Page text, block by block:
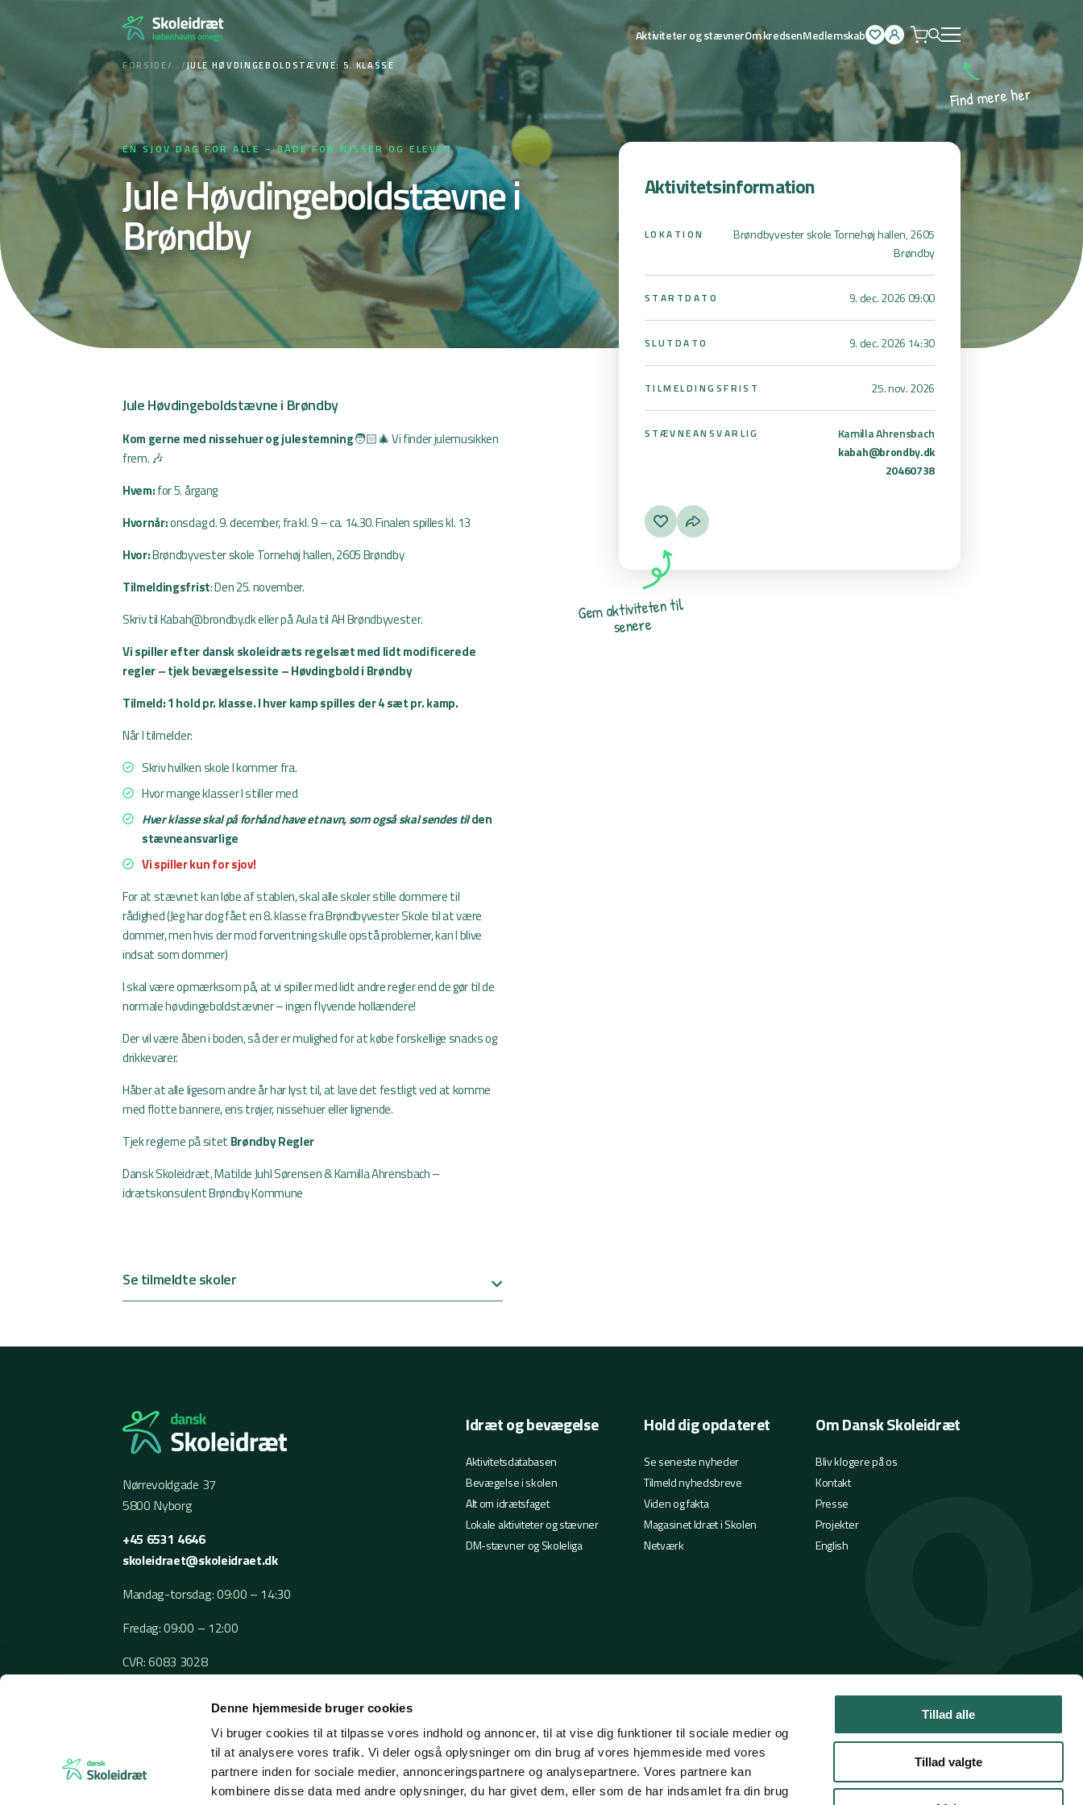
Denne hjemmeside bruger cookies
Vi bruger cookies til at tilpasse vores indhold og annoncer, til at vise dig funktioner til sociale medier og
til at analysere vores trafik. Vi deler også oplysninger om din brug af vores hjemmeside med vores
partnere inden for sociale medier, annonceringspartnere og analysepartnere. Vores partnere kan
kombinere disse data med andre oplysninger, du har givet dem, eller som de har indsamlet fra din brug
Tillad alle
Tillad valgte
Aktiviteter og stævnerOm kredsenMedlemskab
Åben
menu
Findmereher
FORSIDE/…/JULE HØVDINGEBOLDSTÆVNE: 5. KLASSE
EN SJOV DAG FOR ALLE – BÅDE FOR NISSER OG ELEVER
Jule Høvdingeboldstævne i
Brøndby
Aktivitetsinformation
LOKATION
Brøndbyvester skole Tornehøj hallen, 2605
Brøndby
STARTDATO 9. dec. 2026 09:00
SLUTDATO 9. dec. 2026 14:30
TILMELDINGSFRIST 25. nov. 2026
STÆVNEANSVARLIG
Kamilla Ahrensbach
kabah@brondby.dk
20460738
Gemaktivitetentil
senere
Jule Høvdingeboldstævne i Brøndby
Kom gerne med nissehuer og julestemning🧑🏻‍🎄 Vi finder julemusikken
frem. 🎶
Hvem:for 5. årgang
Hvornår:onsdag d. 9. december, fra kl. 9 – ca. 14.30. Finalen spilles kl. 13
Hvor:Brøndbyvester skole Tornehøj hallen, 2605 Brøndby
Tilmeldingsfrist: Den 25. november.
Skriv tilKabah@brondby.dkeller på Aula til AH Brøndbyvester.
Vi spiller efter dansk skoleidræts regelsæt med lidt modificerede
regler – tjek bevægelsessite –Høvdingbold i Brøndby
Tilmeld: 1 hold pr. klasse. I hver kamp spilles der 4 sæt pr. kamp.
Når I tilmelder:
Skriv hvilken skole I kommer fra.
Hvor mange klasser I stiller med
Hver klasse skal på forhånd have et navn, som også skal sendes tilden
stævneansvarlige
Vi spiller kun for sjov!
For at stævnet kan løbe af stablen, skal alle skoler stille dommere til
rådighed (Jeg har dog fået en 8. klasse fra Brøndbyvester Skole til at være
dommer, men hvis der mod forventning skulle opstå problemer, kan I blive
indsat som dommer)
I skal være opmærksom på, at vi spiller med lidt andre regler end de gør til de
normale høvdingeboldstævner – ingen flyvende hollændere!
Der vil være åben i boden, så der er mulighed for at købe forskellige snacks og
drikkevarer.
Håber at alle ligesom andre år har lyst til, at lave det festligt ved at komme
med flotte bannere, ens trøjer, nissehuer eller lignende.
Tjek reglerne på sitet Brøndby Regler
Dansk Skoleidræt, Matilde Juhl Sørensen & Kamilla Ahrensbach –
idrætskonsulent Brøndby Kommune
Se tilmeldte skoler
Nørrevoldgade 37
5800 Nyborg
+45 6531 4646
skoleidraet@skoleidraet.dk
Mandag-torsdag: 09:00 – 14:30
Fredag: 09:00 – 12:00
CVR: 6083 3028
Idræt og bevægelse
Aktivitetsdatabasen
Bevægelse i skolen
Alt om idrætsfaget
Lokale aktiviteter og stævner
DM-stævner og Skoleliga
Hold dig opdateret
Se seneste nyheder
Tilmeld nyhedsbreve
Viden og fakta
Magasinet Idræt i Skolen
Netværk
Om Dansk Skoleidræt
Bliv klogere på os
Kontakt
Presse
Projekter
English